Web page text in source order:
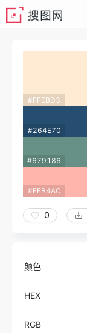
#FFEBD3
#264E70
#679186
#FFB4AC
0
颜色
HEX
RGB